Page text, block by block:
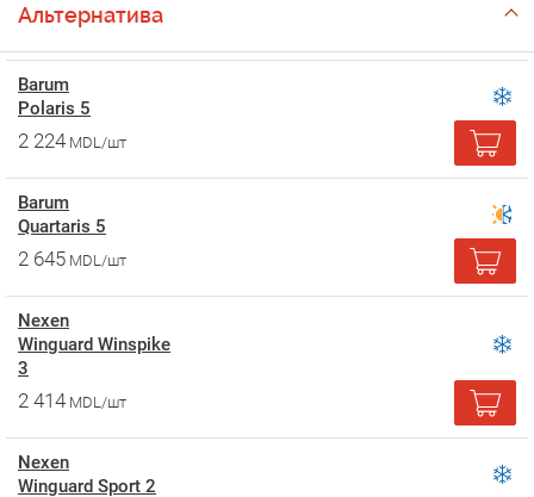
Альтернатива
Barum
Polaris 5
2 224 MDL/шт
Barum
Quartaris 5
2 645 MDL/шт
Nexen
Winguard Winspike
3
2 414 MDL/шт
Nexen
Winguard Sport 2